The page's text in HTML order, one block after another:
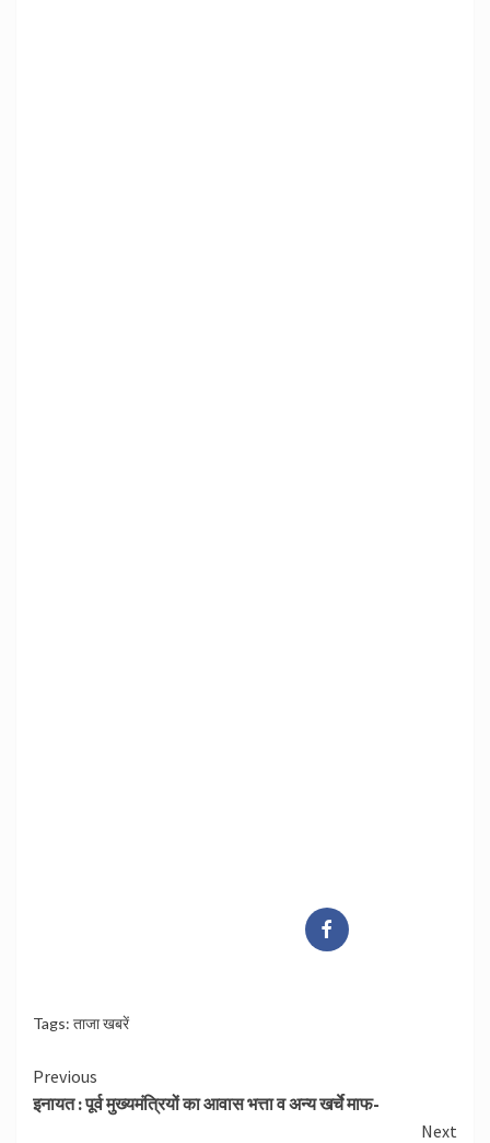
Tags: ताजा खबरें
Continue
Reading
Previous
इनायत : पूर्व मुख्यमंत्रियों का आवास भत्ता व अन्य खर्चे माफ-
Next